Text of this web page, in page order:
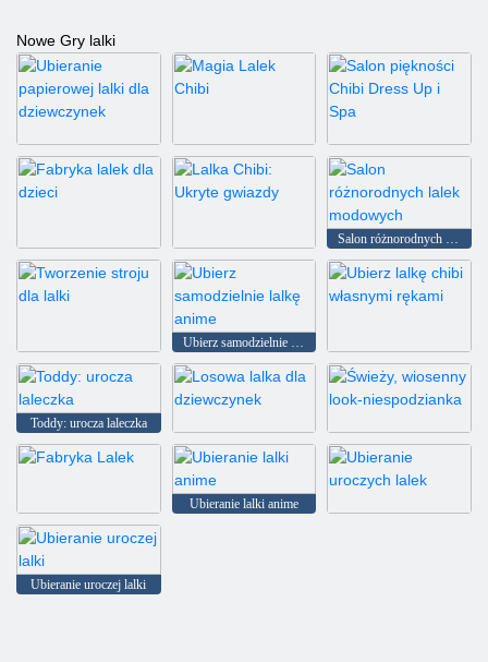
Nowe Gry lalki
Ubieranie papierowej lalki dla dziewczynek Magia Lalek Chibi Salon piękności Chibi Dress Up i Spa
Fabryka lalek dla dzieci Lalka Chibi: Ukryte gwiazdy
Salon różnorodnych lalek modowych
Tworzenie stroju dla lalki
Ubierz samodzielnie lalkę anime
Ubierz lalkę chibi własnymi rękami
Toddy: urocza laleczka
Losowa lalka dla dziewczynek
Świeży, wiosenny look-niespodzianka
Fabryka Lalek
Ubieranie lalki anime
Ubieranie uroczej lalki